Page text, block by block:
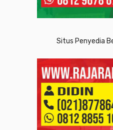
Situs Penyedia